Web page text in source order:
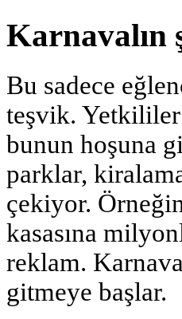
Karnavalın
Bu sadece
teşvik. Yetkililer
bunun hoşuna
parklar,
çekiyor.
kasasına
reklam.
gitmeye başlar.